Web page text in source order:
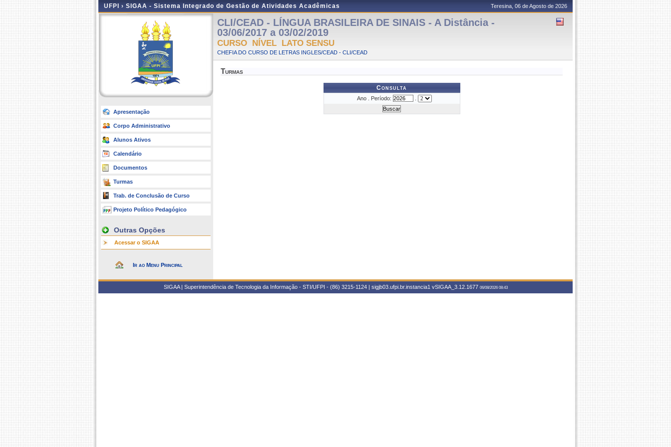
UFPI › SIGAA - Sistema Integrado de Gestão de Atividades Acadêmicas Teresina, 06 de Agosto de 2026
Apresentação
Corpo Administrativo
Alunos Ativos
Calendário
Documentos
Turmas
Trab. de Conclusão de Curso
Projeto Político Pedagógico
Outras Opções
Acessar o SIGAA
Ir ao Menu Principal
CLI/CEAD - LÍNGUA BRASILEIRA DE SINAIS - A Distância -
03/06/2017 a 03/02/2019
CURSO NÍVEL LATO SENSU
CHEFIA DO CURSO DE LETRAS INGLES/CEAD - CLI/CEAD
Turmas
Consulta
Ano . Período:
SIGAA | Superintendência de Tecnologia da Informação - STI/UFPI - (86) 3215-1124 | sigjb03.ufpi.br.instancia1 vSIGAA_3.12.1677 06/08/2026 08:43